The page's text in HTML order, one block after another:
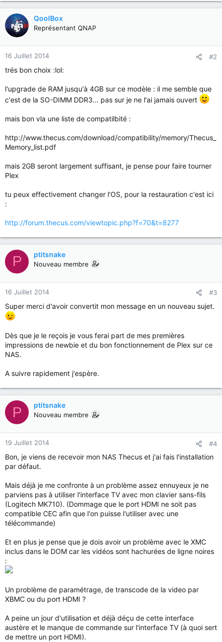
QoolBox
Représentant QNAP
16 Juillet 2014 #2
trés bon choix :lol:
l'upgrade de RAM jusqu'à 4GB sur ce modèle : il me semble que
c'est de la SO-DIMM DDR3... pas sur je ne l'ai jamais ouvert
mais bon vla une liste de compatilbité :
http://www.thecus.com/download/compatibility/memory/Thecus_
Memory_list.pdf
mais 2GB seront largement suffisant, je pense pour faire tourner
Plex
tu peux effectivement changer l'OS, pour la restauration c'est ici
:
http://forum.thecus.com/viewtopic.php?f=70&t=8277
P ptitsnake
Nouveau membre
16 Juillet 2014 #3
Super merci d'avoir convertit mon message en un nouveau sujet.
Dès que je le reçois je vous ferai part de mes premières
impressions de newbie et du bon fonctionnement de Plex sur ce
NAS.
A suivre rapidement j'espère.
P ptitsnake
Nouveau membre
19 Juillet 2014 #4
Bon, je viens de recevoir mon NAS Thecus et j'ai fais l'installation
par défaut.
Mais déjà je me confronte à un problème assez ennuyeux je ne
parviens pas à utiliser l'interface TV avec mon clavier sans-fils
(Logitech MK710). (Dommage que le port HDMI ne soit pas
compatible CEC afin que l'on puisse l'utiliser avec une
télécommande)
Et en plus je pense que je dois avoir un problème avec le XMC
inclus dans le DOM car les vidéos sont hachurées de ligne noires
:
Un problème de paramétrage, de transcode de la video par
XBMC ou du port HDMI ?
A peine un jour d'utilisation et déjà déçu de cette interface
austère et le manque de commande sur l'interface TV (à quoi sert
de mettre un port HDMI).